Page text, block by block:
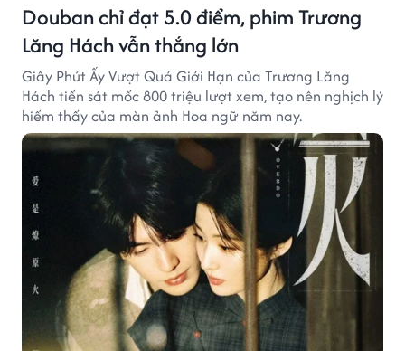
Douban chỉ đạt 5.0 điểm, phim Trương
Lăng Hách vẫn thắng lớn
Giây Phút Ấy Vượt Quá Giới Hạn của Trương Lăng
Hách tiến sát mốc 800 triệu lượt xem, tạo nên nghịch lý
hiếm thấy của màn ảnh Hoa ngữ năm nay.